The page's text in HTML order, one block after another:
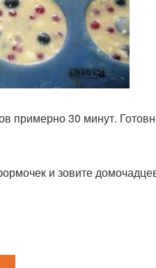
примерно 30 минут.
и зовите